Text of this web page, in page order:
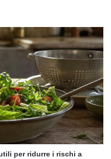
per ridurre i rischi a